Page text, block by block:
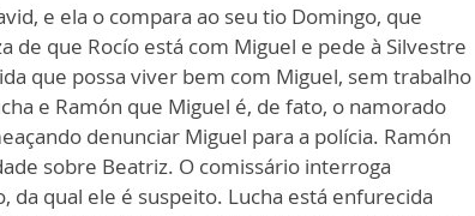
e ela o compara ao seu tio Domingo, que
de que Rocío está com Miguel e pede à Silvestre
que possa viver bem com Miguel, sem trabalho
e Ramón que Miguel é, de fato, o namorado
denunciar Miguel para a polícia. Ramón
sobre Beatriz. O comissário interroga
da qual ele é suspeito. Lucha está enfurecida